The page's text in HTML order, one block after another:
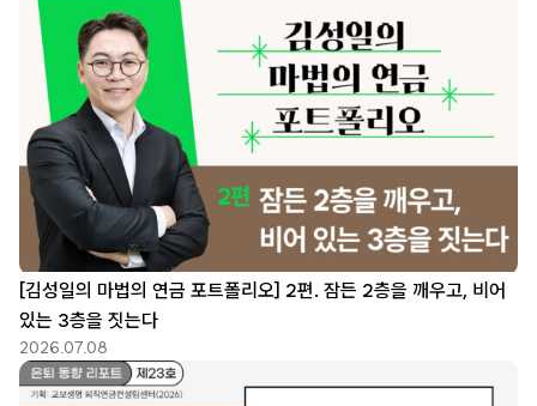
[김성일의 마법의 연금 포트폴리오] 2편. 잠든 2층을 깨우고, 비어
있는 3층을 짓는다
2026.07.08